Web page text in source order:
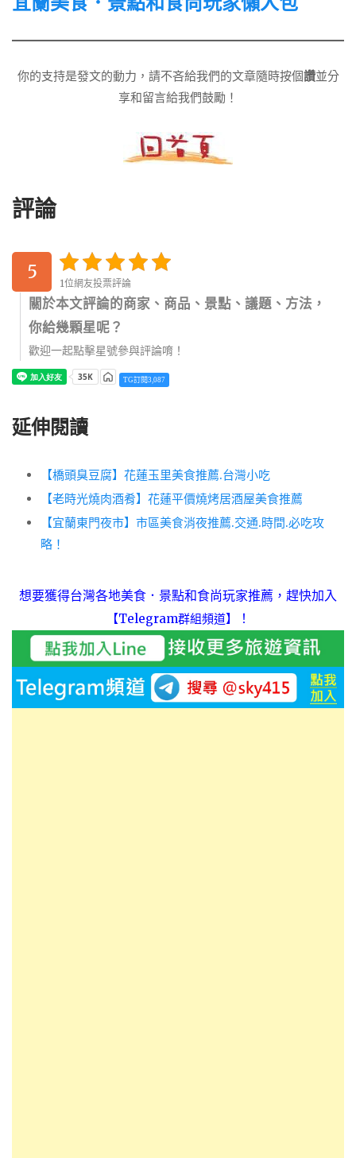
你的支持是發文的動力，請不吝給我們的文章隨時按個讚並分
享和留言給我們鼓勵！
評論
5
1位網友投票評論
關於本文評論的商家、商品、景點、議題、方法，
你給幾顆星呢？
歡迎一起點擊星號參與評論唷！
TG訂閱3,087
延伸閱讀
【橋頭臭豆腐】花蓮玉里美食推薦.台灣小吃
【老時光燒肉酒肴】花蓮平價燒烤居酒屋美食推薦
【宜蘭東門夜市】市區美食消夜推薦.交通.時間.必吃攻
略！
想要獲得台灣各地美食．景點和食尚玩家推薦，趕快加入
【Telegram群組頻道】 ！